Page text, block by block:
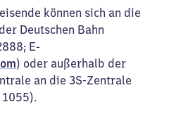
können sich an die
Deutschen Bahn
E-
) oder außerhalb der
an die 3S-Zentrale